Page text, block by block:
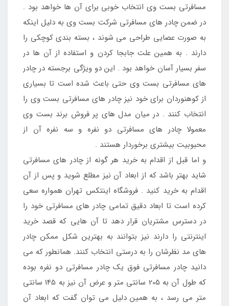
مسافرتی بست وی انتخاب خوبی برای آن ها خواهد بود .
در ضمن چادر های مسافرتی شرکت بست وی به دلیل اینکه
به صورت عصایی طراحی می شوند ، بسته بندی کوچکی را
دارند . به همین علت جابجا کردن و استفاده از آن ها در
سفر بسیار آسان خواهد بود . این دو ویژگی برجسته در چادر
های مسافرتی بست وی حتی باعث شده است تا بسیاری
از کوهنوردان برای خود نیز چادر های مسافرتی بست وی را
انتخاب کنند . در میان مدل های پر فروش برند بست وی
معمولا چادر های مسافرتی دو نفره و سه نفره آن از
محبوبیت بیشتری برخوردار هستند .
و اما قبل از اقدام به خرید هر گونه از چادر های مسافرتی
شاید بهتر باشد که از ابعاد آن نیز مطلع شوید و پس از آن
اقدام به خرید کنید . فروشگاه اینتکس تهران همواره سعی
کرده است تا ابعاد دقیق تمامی چادر های مسافرتی خود را
در دسترس مشتریان قرار دهد تا آن هایی که قصد خرید
اینترنتی را دارند نیز بتوانند به بهترین شکل ممکن چادر
های مد نظرشان را به درستی انتخاب کنند. همانطور که می
دانید چادر مسافرتی فوق یک چادر مسافرتی دو نفره بوده
که طول آن به 205 سانتی متر و عرض آن نیز به 145 سانتی
متر می رسد ، به همین دلیل می توان گفت که ابعاد آن